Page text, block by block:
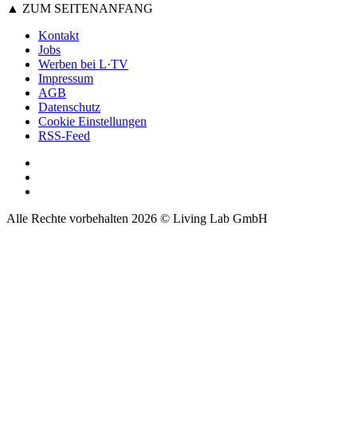
▲ ZUM SEITENANFANG
Kontakt
Jobs
Werben bei L·TV
Impressum
AGB
Datenschutz
Cookie Einstellungen
RSS-Feed
Alle Rechte vorbehalten 2026 © Living Lab GmbH